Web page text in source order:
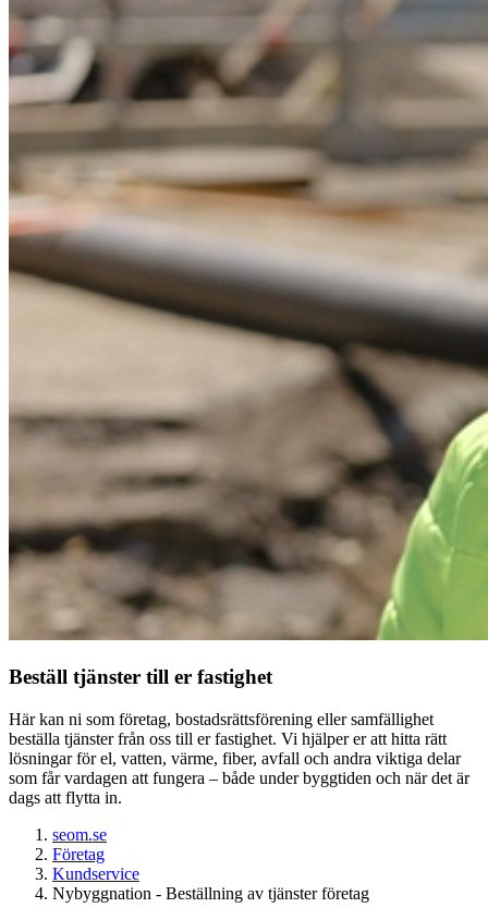
Beställ tjänster till er fastighet
Här kan ni som företag, bostadsrättsförening eller samfällighet
beställa tjänster från oss till er fastighet. Vi hjälper er att hitta rätt
lösningar för el, vatten, värme, fiber, avfall och andra viktiga delar
som får vardagen att fungera – både under byggtiden och när det är
dags att flytta in.
seom.se
Företag
Kundservice
Nybyggnation - Beställning av tjänster företag